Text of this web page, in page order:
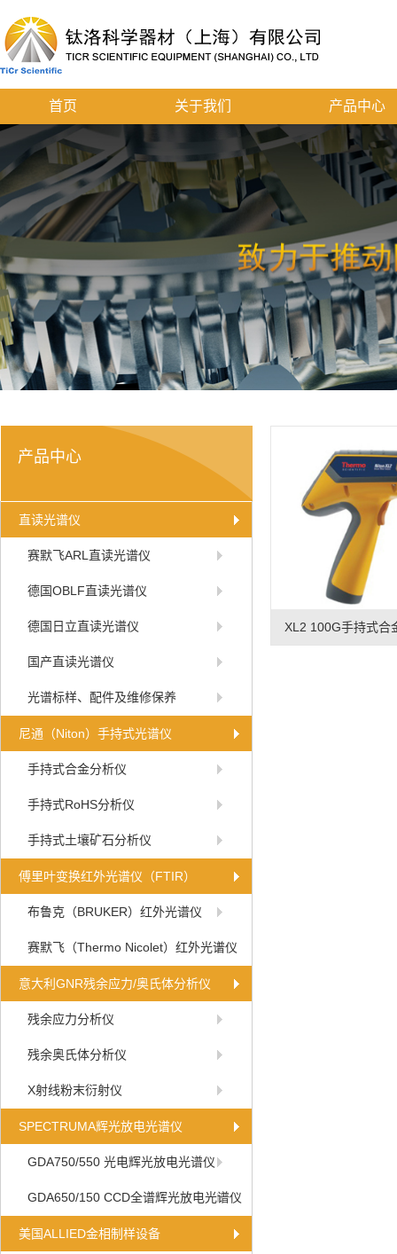
首页 关于我们 产品中心
产品中心
直读光谱仪
赛默飞ARL直读光谱仪
德国OBLF直读光谱仪
德国日立直读光谱仪
国产直读光谱仪
光谱标样、配件及维修保养
尼通（Niton）手持式光谱仪
手持式合金分析仪
手持式RoHS分析仪
手持式土壤矿石分析仪
傅里叶变换红外光谱仪（FTIR）
布鲁克（BRUKER）红外光谱仪
赛默飞（Thermo Nicolet）红外光谱仪
意大利GNR残余应力/奥氏体分析仪
残余应力分析仪
残余奥氏体分析仪
X射线粉末衍射仪
SPECTRUMA辉光放电光谱仪
GDA750/550 光电辉光放电光谱仪
GDA650/150 CCD全谱辉光放电光谱仪
美国ALLIED金相制样设备
XL2 100G手持式合